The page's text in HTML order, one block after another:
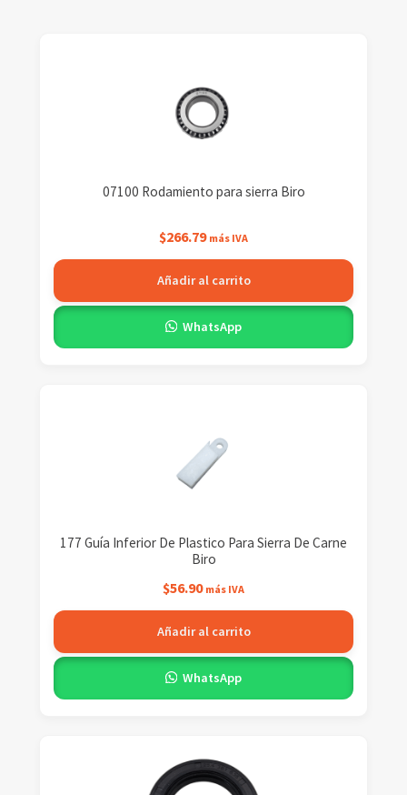
07100 Rodamiento para sierra Biro
$266.79 más IVA
Añadir al carrito
WhatsApp
177 Guía Inferior De Plastico Para Sierra De Carne
Biro
$56.90 más IVA
Añadir al carrito
WhatsApp